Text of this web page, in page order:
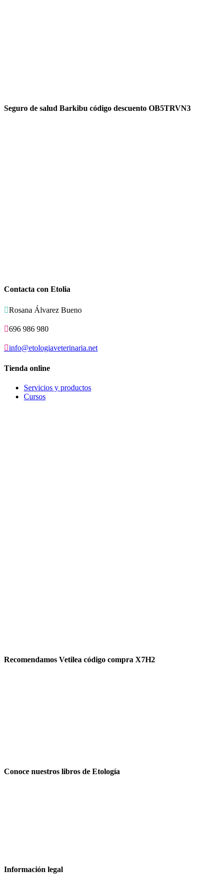
Seguro de salud Barkibu código descuento OB5TRVN3
Contacta con Etolia
Rosana Álvarez Bueno
696 986 980
info@etologiaveterinaria.net
Tienda online
Servicios y productos
Cursos
Recomendamos Vetilea código compra X7H2
Conoce nuestros libros de Etología
Información legal